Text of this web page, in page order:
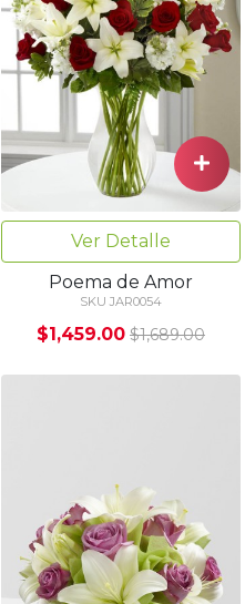
Ver Detalle
Poema de Amor
SKU JAR0054
$1,459.00 $1,689.00